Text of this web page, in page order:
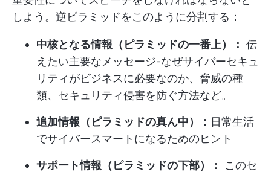
しよう。逆ピラミッドをこのように分割する：
中核となる情報（ピラミッドの一番上）： 伝
えたい主要なメッセージ-なぜサイバーセキュ
リティがビジネスに必要なのか、脅威の種
類、セキュリティ侵害を防ぐ方法など。
追加情報（ピラミッドの真ん中）： 日常生活
でサイバースマートになるためのヒント
サポート情報（ピラミッドの下部）：
このセ